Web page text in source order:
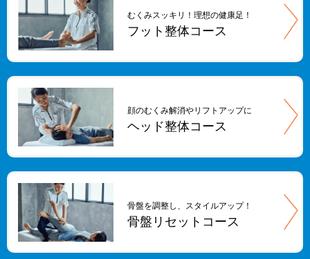
むくみスッキリ！理想の健康足！
フット整体コース
顔のむくみ解消やリフトアップに
ヘッド整体コース
骨盤を調整し、スタイルアップ！
骨盤リセットコース